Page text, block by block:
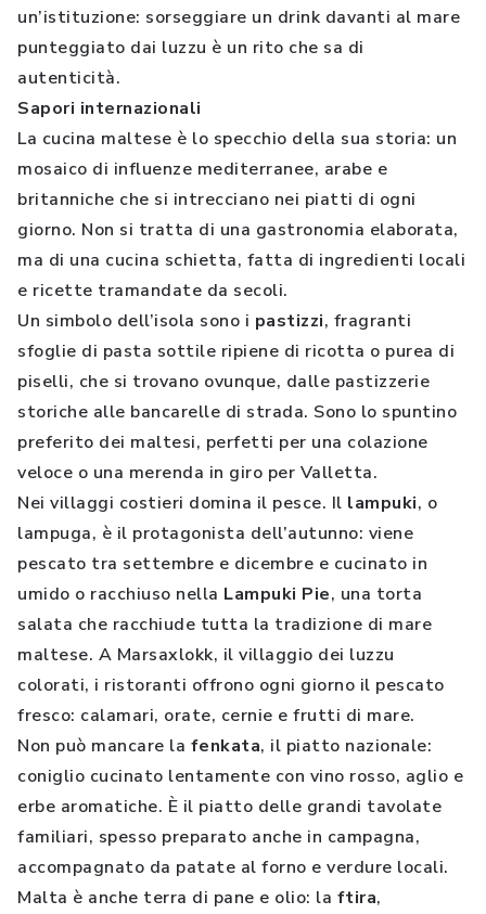
un’istituzione: sorseggiare un drink davanti al mare
punteggiato dai luzzu è un rito che sa di
autenticità.
Sapori internazionali
La cucina maltese è lo specchio della sua storia: un
mosaico di influenze mediterranee, arabe e
britanniche che si intrecciano nei piatti di ogni
giorno. Non si tratta di una gastronomia elaborata,
ma di una cucina schietta, fatta di ingredienti locali
e ricette tramandate da secoli.
Un simbolo dell’isola sono i pastizzi, fragranti
sfoglie di pasta sottile ripiene di ricotta o purea di
piselli, che si trovano ovunque, dalle pastizzerie
storiche alle bancarelle di strada. Sono lo spuntino
preferito dei maltesi, perfetti per una colazione
veloce o una merenda in giro per Valletta.
Nei villaggi costieri domina il pesce. Il lampuki, o
lampuga, è il protagonista dell’autunno: viene
pescato tra settembre e dicembre e cucinato in
umido o racchiuso nella Lampuki Pie, una torta
salata che racchiude tutta la tradizione di mare
maltese. A Marsaxlokk, il villaggio dei luzzu
colorati, i ristoranti offrono ogni giorno il pescato
fresco: calamari, orate, cernie e frutti di mare.
Non può mancare la fenkata, il piatto nazionale:
coniglio cucinato lentamente con vino rosso, aglio e
erbe aromatiche. È il piatto delle grandi tavolate
familiari, spesso preparato anche in campagna,
accompagnato da patate al forno e verdure locali.
Malta è anche terra di pane e olio: la ftira,